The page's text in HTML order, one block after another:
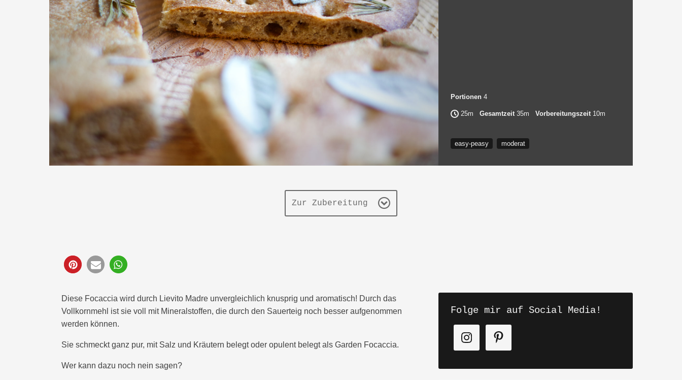
Portionen4
25m Gesamtzeit35m Vorbereitungszeit10m
easy-peasy moderat
Zur Zubereitung
Folge mir auf Social Media!
122
Diese Focaccia wird durch Lievito Madre unvergleichlich knusprig und aromatisch! Durch das
Vollkornmehl ist sie voll mit Mineralstoffen, die durch den Sauerteig noch besser aufgenommen
werden können.
Sie schmeckt ganz pur, mit Salz und Kräutern belegt oder opulent belegt als Garden Focaccia.
Wer kann dazu noch nein sagen?